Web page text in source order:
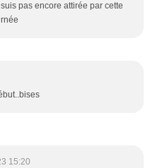
pas encore attirée par cette
15:20